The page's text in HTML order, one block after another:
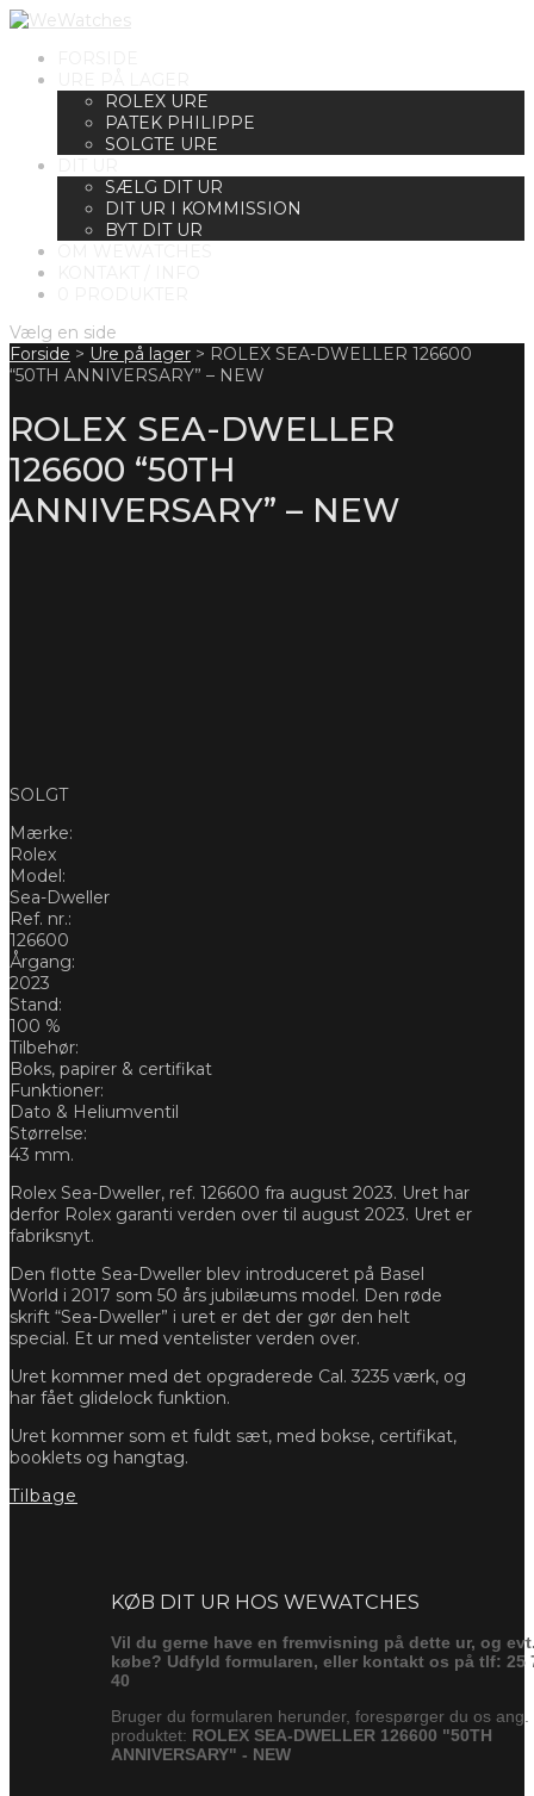
ROLEX URE
PATEK PHILIPPE
SOLGTE URE
SÆLG DIT UR
DIT UR I KOMMISSION
BYT DIT UR
Vælg en side
Forside > Ure på lager > ROLEX SEA-DWELLER 126600
“50TH ANNIVERSARY” – NEW
ROLEX SEA-DWELLER
126600 “50TH
ANNIVERSARY” – NEW
SOLGT
Mærke:
Rolex
Model:
Sea-Dweller
Ref. nr.:
126600
Årgang:
2023
Stand:
100 %
Tilbehør:
Boks, papirer & certifikat
Funktioner:
Dato & Heliumventil
Størrelse:
43 mm.
Rolex Sea-Dweller, ref. 126600 fra august 2023. Uret har
derfor Rolex garanti verden over til august 2023. Uret er
fabriksnyt.
Den flotte Sea-Dweller blev introduceret på Basel
World i 2017 som 50 års jubilæums model. Den røde
skrift “Sea-Dweller” i uret er det der gør den helt
special. Et ur med ventelister verden over.
Uret kommer med det opgraderede Cal. 3235 værk, og
har fået glidelock funktion.
Uret kommer som et fuldt sæt, med bokse, certifikat,
booklets og hangtag.
Tilbage
KØB DIT UR HOS WEWATCHES
Vil du gerne have en fremvisning på dette ur, og
købe? Udfyld formularen, eller kontakt os på tlf: 25
40
Bruger du formularen herunder, forespørger du os ang.
produktet: ROLEX SEA-DWELLER 126600 "50TH
ANNIVERSARY" - NEW